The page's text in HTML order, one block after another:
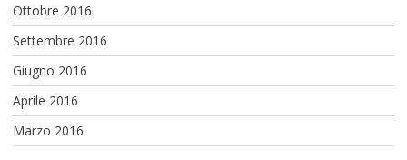
Ottobre 2016
Settembre 2016
Giugno 2016
Aprile 2016
Marzo 2016